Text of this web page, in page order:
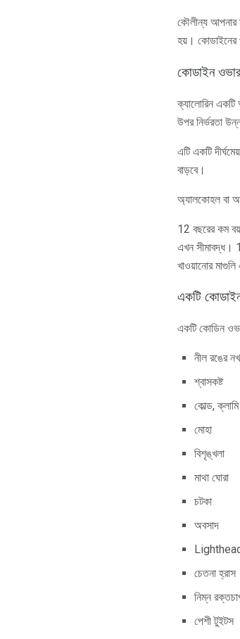
কৌলীন্য আপনার
হয়। কোডাইনের
কোডাইন
ক্যালোরিন একটি
উপর নির্ভরতা
এটি একটি
বাড়বে।
অ্যালকোহল বা
12 বছরের কম
এখন সীমাবদ্ধ।
খাওয়ানোর
একটি
একটি কোডিন
নীল রঙের
শ্বাসকষ্ট
কোল্ড,
মোহা
বিশৃঙ্খলা
মাথা ঘোরা
চটকা
অবসাদ
চেতনা হ্রাস
নিম্ন
পেশী টুইটস